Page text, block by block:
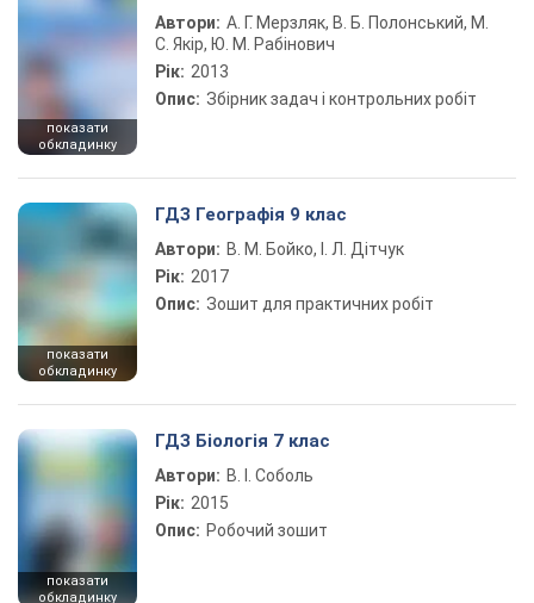
показати
обкладинку
Автори: А. Г. Мерзляк, В. Б. Полонський, М.
С. Якір, Ю. М. Рабінович
Рік: 2013
Опис: Збірник задач і контрольних робіт
показати
обкладинку
ГДЗ Географія 9 клас
Автори: В. М. Бойко, І. Л. Дітчук
Рік: 2017
Опис: Зошит для практичних робіт
показати
обкладинку
ГДЗ Біологія 7 клас
Автори: В. І. Соболь
Рік: 2015
Опис: Робочий зошит